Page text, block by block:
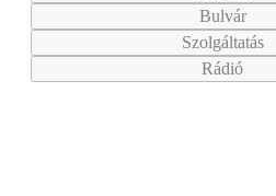
Bulvár
Szolgáltatás
Rádió